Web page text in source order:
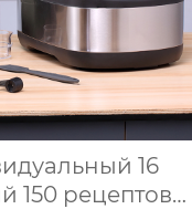
16
150 рецептов